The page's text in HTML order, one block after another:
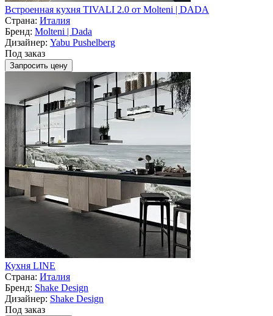
Встроенная кухня TIVALI 2.0 от Molteni | DADA
Страна: Италия
Бренд: Molteni | Dada
Дизайнер: Yabu Pushelberg
Под заказ
Запросить цену
Кухня LINE
Страна: Италия
Бренд: Shake Design
Дизайнер: Shake Design
Под заказ